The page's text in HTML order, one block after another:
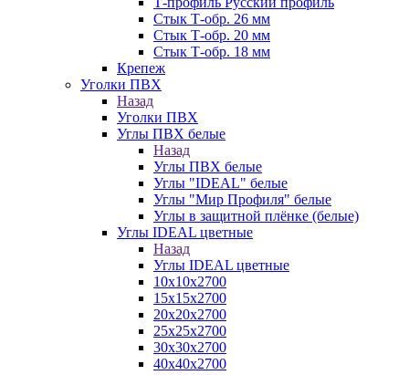
Стык Т-обр. 26 мм
Стык Т-обр. 20 мм
Стык Т-обр. 18 мм
Крепеж
Уголки ПВХ
Назад
Уголки ПВХ
Углы ПВХ белые
Назад
Углы ПВХ белые
Углы "IDEAL" белые
Углы "Мир Профиля" белые
Углы в защитной плёнке (белые)
Углы IDEAL цветные
Назад
Углы IDEAL цветные
10х10х2700
15х15х2700
20х20х2700
25х25х2700
30х30х2700
40х40х2700